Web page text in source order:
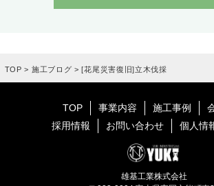
TOP > 施工ブログ >[花尾災害復旧]立木伐採
TOP 事業内容 施工事例
採用情報
お問い合わせ 個人情
雄基工業株式会社